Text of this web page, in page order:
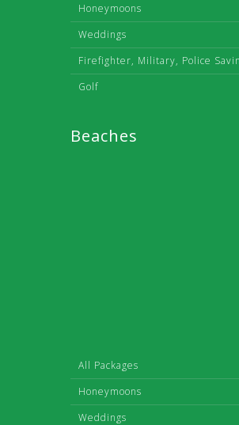
Honeymoons
Weddings
Firefighter, Military, Police
Golf
Beaches
All Packages
Honeymoons
Weddings